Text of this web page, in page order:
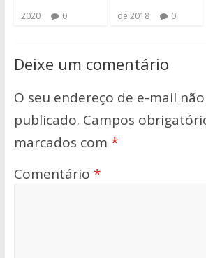
2020
0
de 2018
0
Deixe um comentário
O seu endereço de e-mail
publicado. Campos
marcados com *
Comentário *